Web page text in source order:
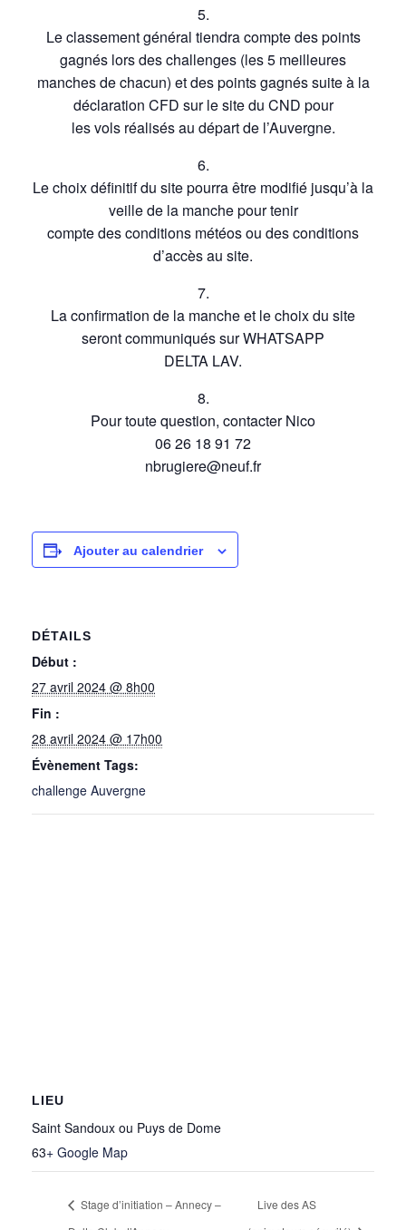
5.
Le classement général tiendra compte des points
gagnés lors des challenges (les 5 meilleures
manches de chacun) et des points gagnés suite à la
déclaration CFD sur le site du CND pour
les vols réalisés au départ de l’Auvergne.
6.
Le choix définitif du site pourra être modifié jusqu’à la
veille de la manche pour tenir
compte des conditions météos ou des conditions
d’accès au site.
7.
La confirmation de la manche et le choix du site
seront communiqués sur WHATSAPP
DELTA LAV.
8.
Pour toute question, contacter Nico
06 26 18 91 72
nbrugiere@neuf.fr
Ajouter au calendrier
DÉTAILS
Début :
27 avril 2024 @ 8h00
Fin :
28 avril 2024 @ 17h00
Évènement Tags:
challenge Auvergne
LIEU
Saint Sandoux ou Puys de Dome
63+ Google Map
Stage d’initiation – Annecy –
Live des AS